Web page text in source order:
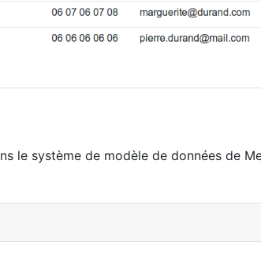
le système de modèle de données de